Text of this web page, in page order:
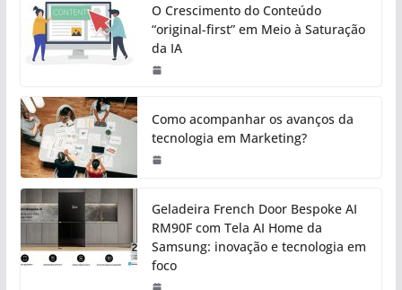
O Crescimento do Conteúdo
“original-first” em Meio à Saturação
da IA
Como acompanhar os avanços da
tecnologia em Marketing?
Geladeira French Door Bespoke AI
RM90F com Tela AI Home da
Samsung: inovação e tecnologia em
foco